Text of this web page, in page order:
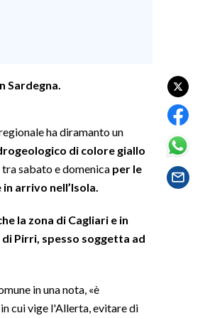
Sardegna.
ha diramanto un
di colore giallo
sabato e domenica per le
arrivo nell’Isola.
la zona di Cagliari e in
Pirri, spesso soggetta ad
in una nota, «è
cui vige l'Allerta, evitare di